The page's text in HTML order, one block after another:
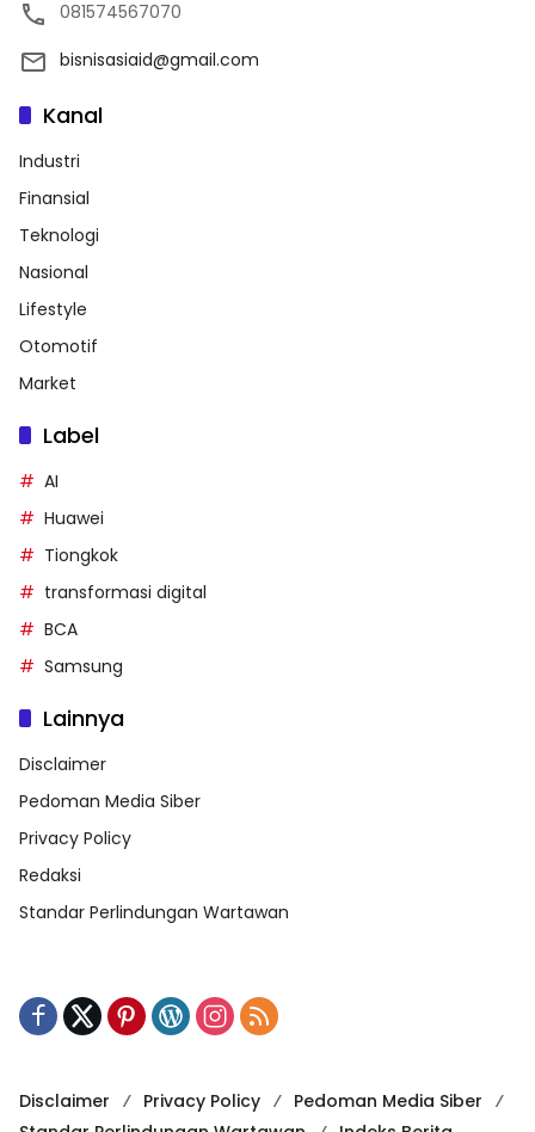
081574567070
bisnisasiaid@gmail.com
Kanal
Industri
Finansial
Teknologi
Nasional
Lifestyle
Otomotif
Market
Label
AI
Huawei
Tiongkok
transformasi digital
BCA
Samsung
Lainnya
Disclaimer
Pedoman Media Siber
Privacy Policy
Redaksi
Standar Perlindungan Wartawan
Disclaimer Privacy Policy
Pedoman Media Siber